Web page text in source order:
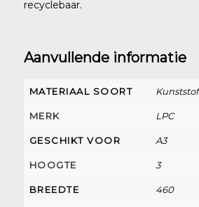
recyclebaar.
Aanvullende informatie
MATERIAAL SOORT Kunststof
MERK LPC
GESCHIKT VOOR A3
HOOGTE 3
BREEDTE 460